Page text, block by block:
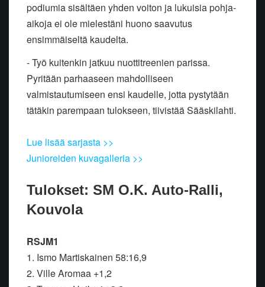
podiumia sisältäen yhden voiton ja lukuisia pohja-
aikoja ei ole mielestäni huono saavutus
ensimmäiseltä kaudelta.
- Työ kuitenkin jatkuu nuottitreenien parissa.
Pyritään parhaaseen mahdolliseen
valmistautumiseen ensi kaudelle, jotta pystytään
tätäkin parempaan tulokseen, tiivistää Sääskilahti.
Lue lisää sarjasta >>
Junioreiden kuvagalleria >>
Tulokset: SM O.K. Auto-Ralli,
Kouvola
RSJM1
1. Ismo Martiskainen 58:16,9
2. Ville Aromaa +1,2